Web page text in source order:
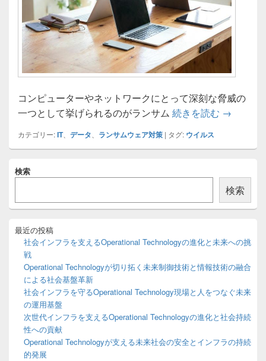
コンピューターやネットワークにとって深刻な脅威の
一つとして挙げられるのがランサム 続きを読む 多層防御
→
カテゴリー:IT、 データ ランサムウェア対策 | タグ: ウイルス
イ
イ
バ
検索
検索
最近の投稿
社会インフラを支えるOperational Technologyの進化と未来への挑
戦
Operational Technologyが切り拓く未来制御技術と情報技術の融合
による社会基盤革新
社会インフラを守るOperational Technology現場と人をつなぐ未来
の運用基盤
次世代インフラを支えるOperational Technologyの進化と社会持続
性への貢献
Operational Technologyが支える未来社会の安全とインフラの持続
的発展